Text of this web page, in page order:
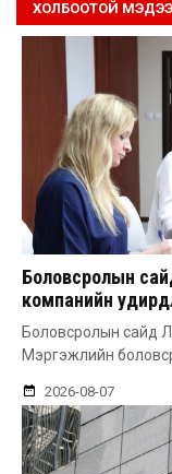
ХОЛБООТОЙ МЭДЭЭ
Боловсролын
компанийн
Боловсролын сайд
Мэргэжлийн
2026-08-07